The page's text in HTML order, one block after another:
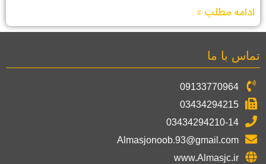
ادامه مطلب »
تماس با ما
09133770964
03434294215
03434294210-14
Almasjonoob.93@gmail.com
www.Almasjc.ir